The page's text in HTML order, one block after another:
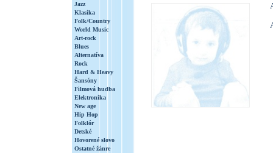
Jazz
Klasika
Folk/Country
World Music
Art-rock
Blues
Alternatíva
Rock
Hard & Heavy
Šansóny
Filmová hudba
Elektronika
New age
Hip Hop
Folklór
Detské
Hovorené slovo
Ostatné žánre